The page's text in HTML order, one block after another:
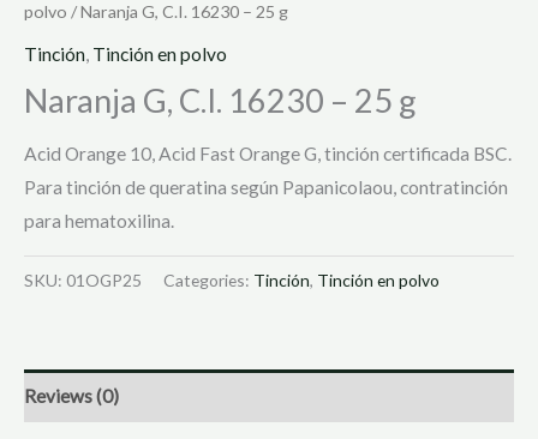
polvo / Naranja G, C.I. 16230 – 25 g
Tinción Tinción en polvo
Naranja G, C.I. 16230 – 25 g
Acid Orange 10, Acid Fast Orange G, tinción certificada BSC.
Para tinción de queratina según Papanicolaou, contratinción
para hematoxilina.
SKU: 01OGP25 Categories: Tinción, Tinción en polvo
Reviews (0)